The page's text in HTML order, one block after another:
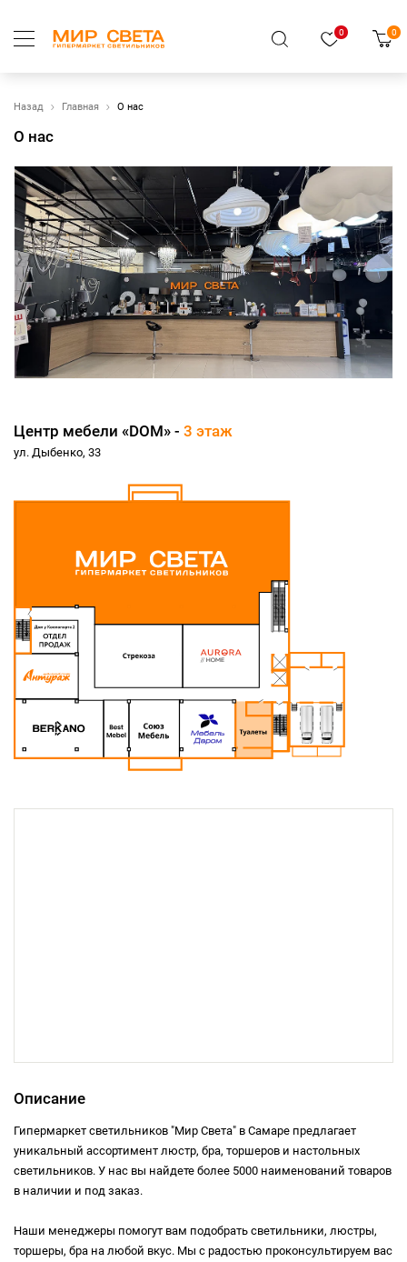
0 0
Назад Главная О нас
О нас
Центр мебели «DOM» - 3 этаж
ул. Дыбенко, 33
Описание
Гипермаркет светильников "Мир Света" в Самаре предлагает
уникальный ассортимент люстр, бра, торшеров и настольных
светильников. У нас вы найдете более 5000 наименований товаров
в наличии и под заказ.
Наши менеджеры помогут вам подобрать светильники, люстры,
торшеры, бра на любой вкус. Мы с радостью проконсультируем вас